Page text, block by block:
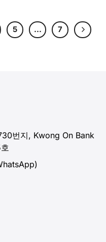
5 … 7
번지, Kwong On Bank